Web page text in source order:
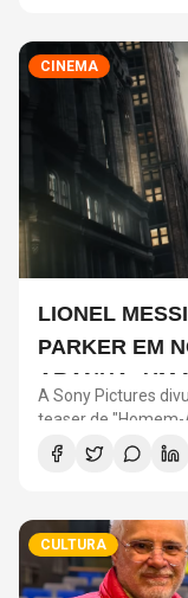
CINEMA
LIONEL
PARKER EM
ARANHA: UM
A Sony Pictures
teaser de "Homem-
participação de
com o universo do
CULTURA